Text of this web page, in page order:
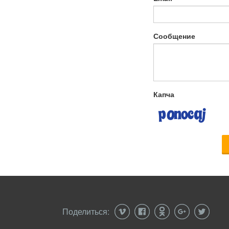
Сообщение
Капча
Поделиться: